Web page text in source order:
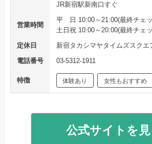
JR新宿駅新南口すぐ
営業時間
平 日 10:00～21:00(最終チェ
土日祝 10:00～20:00(最終チェ
定休日
新宿タカシマヤタイムズスクエ
電話番号
03-5312-1911
特徴 体験あり 女性もおすすめ
公式サイトを見